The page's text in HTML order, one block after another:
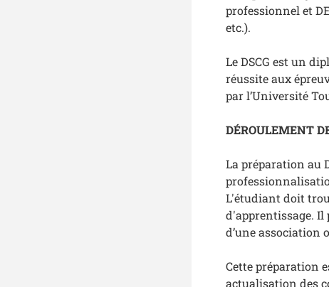
professionnel et
etc.).
Le DSCG est un
réussite aux
par l’Université
DÉROULEMENT
La préparation au
L'étudiant doit
d'apprentissage. Il
d’une association
Cette préparation
actualisation des